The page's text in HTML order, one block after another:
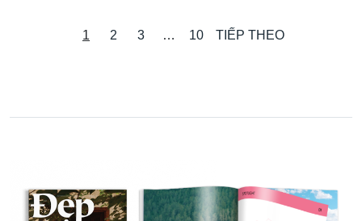
1 2 3 … 10 TIẾP THEO